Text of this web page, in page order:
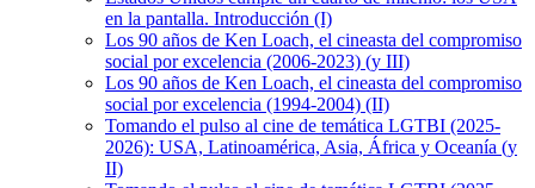
en la pantalla. Introducción (I)
Los 90 años de Ken Loach, el cineasta del compromiso
social por excelencia (2006-2023) (y III)
Los 90 años de Ken Loach, el cineasta del compromiso
social por excelencia (1994-2004) (II)
Tomando el pulso al cine de temática LGTBI (2025-
2026): USA, Latinoamérica, Asia, África y Oceanía (y
II)